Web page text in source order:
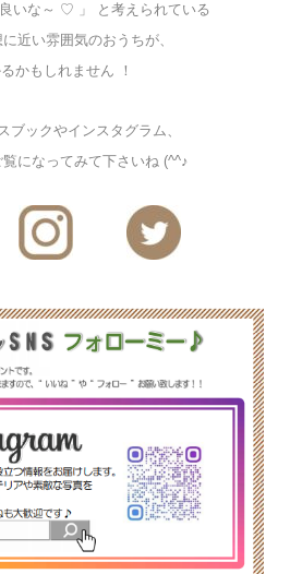
良いな～ ♡ 」 と考えられている
近い雰囲気のおうちが、
かもしれません ！
ブックやインスタグラム、
になってみて下さいね (^^♪